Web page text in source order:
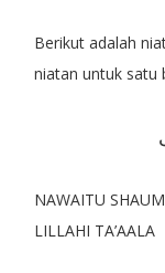
Berikut adalah
niatan untuk satu
NAWAITU
LILLAHI TA’AALA